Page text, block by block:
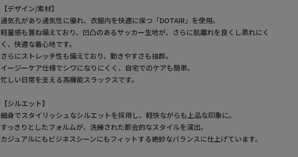
【デザイン/素材】
通気孔があり通気性に優れ、衣服内を快適に保つ「DOTAIR」を使用。
軽量感も兼ね備えており、凹凸のあるサッカー生地が、さらに肌離れを良くし蒸れにく
く、快適な着心地です。
さらにストレッチ性も備えており、動きやすさも抜群。
イージーケア仕様でシワになりにくく、自宅でのケアも簡単。
忙しい日常を支える高機能スラックスです。
【シルエット】
細身でスタイリッシュなシルエットを採用し、軽快ながらも上品な印象に。
すっきりとしたフォルムが、洗練された都会的なスタイルを演出。
カジュアルにもビジネスシーンにもフィットする絶妙なバランスに仕上げています。